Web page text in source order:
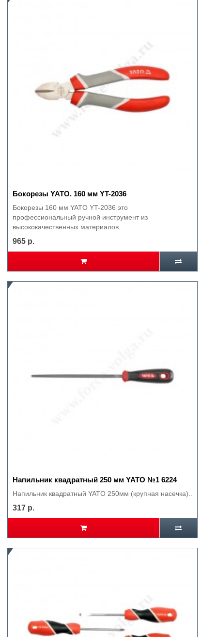
Бокорезы YATO. 160 мм YT-2036
Бокорезы 160 мм YATO YT-2036 это
профессиональный ручной инструмент из
высококачественных материалов..
965 р.
Напильник квадратный 250 мм YATO №1 6224
Напильник квадратный YATO 250мм (крупная насечка)..
317 р.